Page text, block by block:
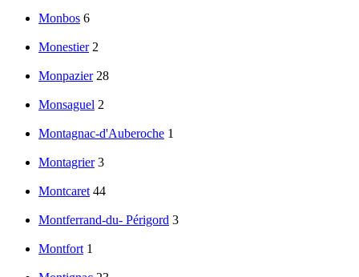
Monbos 6
Monestier 2
Monpazier 28
Monsaguel 2
Montagnac-d'Auberoche 1
Montagrier 3
Montcaret 44
Montferrand-du- Périgord 3
Montfort 1